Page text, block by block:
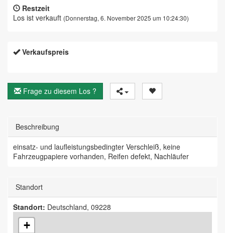
Restzeit
Los ist verkauft (Donnerstag, 6. November 2025 um 10:24:30)
Verkaufspreis
Frage zu diesem Los ?
Beschreibung
einsatz- und laufleistungsbedingter Verschleiß, keine
Fahrzeugpapiere vorhanden, Reifen defekt, Nachläufer
Standort
Standort: Deutschland, 09228
+